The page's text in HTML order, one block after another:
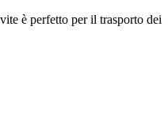
è perfetto per il trasporto dei